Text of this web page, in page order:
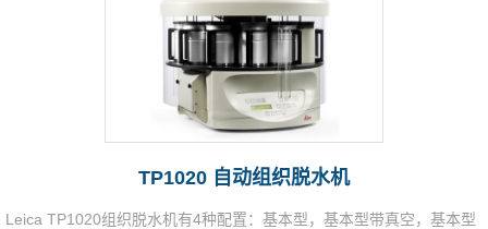
TP1020 自动组织脱水机
Leica TP1020组织脱水机有4种配置：基本型，基本型带真空，基本型